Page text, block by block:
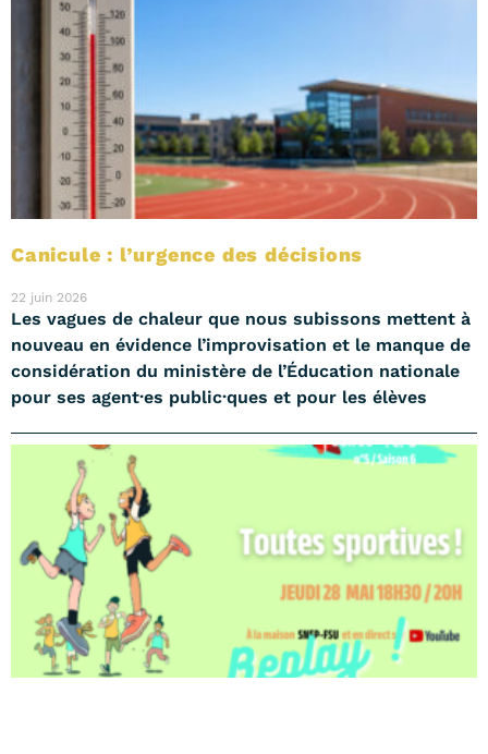
Canicule : l’urgence des décisions
22 juin 2026
Les vagues de chaleur que nous subissons mettent à
nouveau en évidence l’improvisation et le manque de
considération du ministère de l’Éducation nationale
pour ses agent·es public·ques et pour les élèves